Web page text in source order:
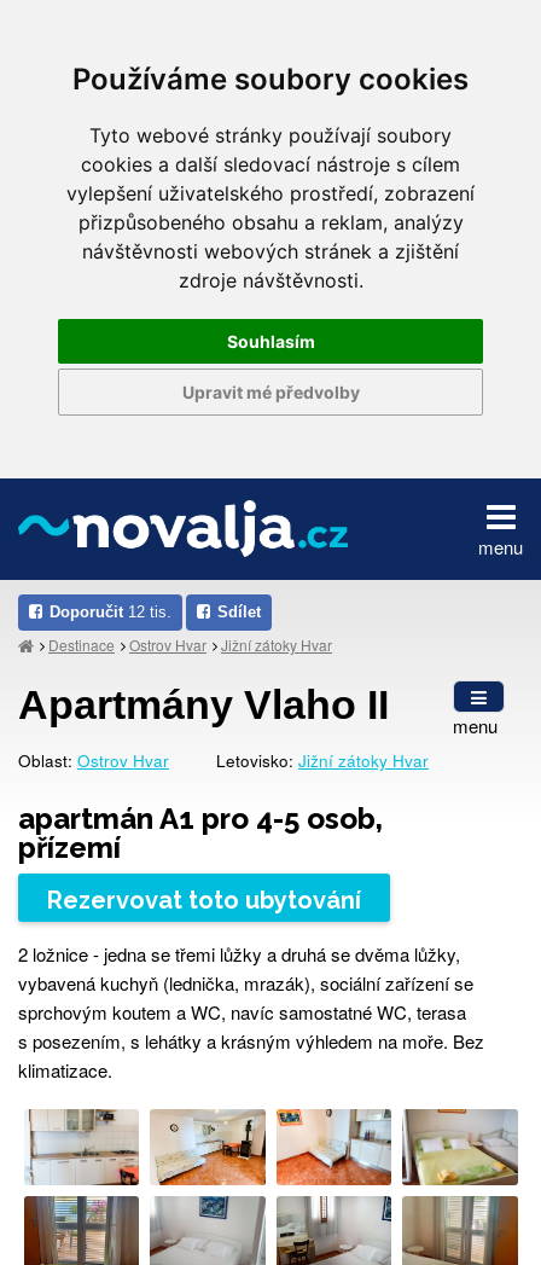
Používáme soubory cookies
Tyto webové stránky používají soubory
cookies a další sledovací nástroje s cílem
vylepšení uživatelského prostředí, zobrazení
přizpůsobeného obsahu a reklam, analýzy
návštěvnosti webových stránek a zjištění
zdroje návštěvnosti.
Souhlasím
Upravit mé předvolby
menu
Doporučit 12 tis. Sdílet
Destinace Ostrov Hvar Jižní zátoky Hvar
menu
Apartmány Vlaho II
Oblast: Ostrov Hvar Letovisko: Jižní zátoky Hvar
apartmán A1 pro 4-5 osob,
přízemí
Rezervovat toto ubytování
2 ložnice - jedna se třemi lůžky a druhá se dvěma lůžky,
vybavená kuchyň (lednička, mrazák), sociální zařízení se
sprchovým koutem a WC, navíc samostatné WC, terasa
s posezením, s lehátky a krásným výhledem na moře. Bez
klimatizace.